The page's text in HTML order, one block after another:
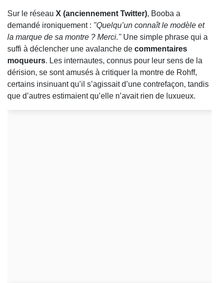
Sur le réseau X (anciennement Twitter), Booba a
demandé ironiquement : "Quelqu’un connaît le modèle et
la marque de sa montre ? Merci."Une simple phrase qui a
suffi à déclencher une avalanche de commentaires
moqueurs. Les internautes, connus pour leur sens de la
dérision, se sont amusés à critiquer la montre de Rohff,
certains insinuant qu’il s’agissait d’une contrefaçon, tandis
que d’autres estimaient qu’elle n’avait rien de luxueux.